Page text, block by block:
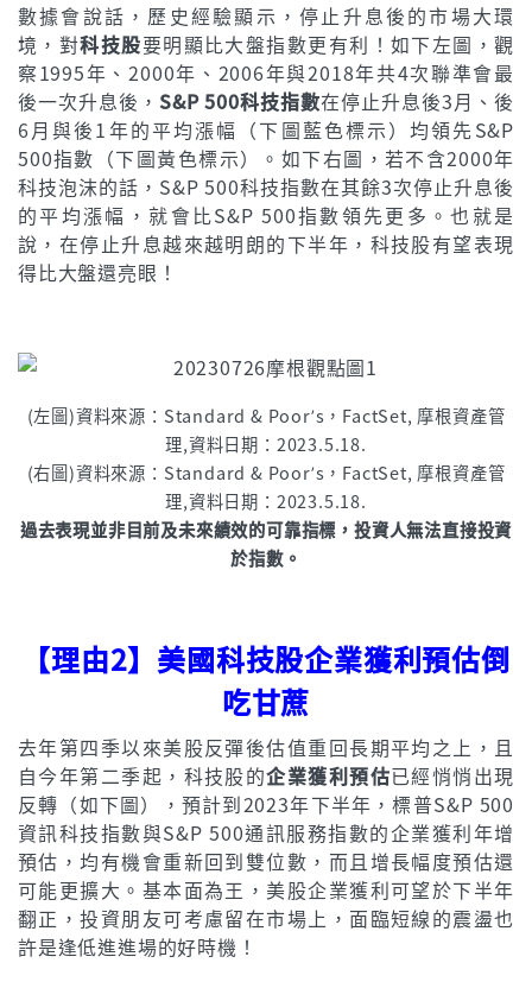
數據會說話，歷史經驗顯示，停止升息後的市場大環
境，對科技股要明顯比大盤指數更有利！如下左圖，觀
察1995年、2000年、2006年與2018年共4次聯準會最
後一次升息後， S&P 500科技指數在停止升息後3月、後
6月與後1年的平均漲幅（下圖藍色標示）均領先S&P
500指數（下圖黃色標示）。如下右圖，若不含2000年
科技泡沫的話，S&P 500科技指數在其餘3次停止升息後
的平均漲幅，就會比S&P 500指數領先更多。也就是
說，在停止升息越來越明朗的下半年，科技股有望表現
得比大盤還亮眼！
(左圖)資料來源：Standard & Poor’s，FactSet, 摩根資產管
理,資料日期：2023.5.18.
(右圖)資料來源：Standard & Poor’s，FactSet, 摩根資產管
理,資料日期：2023.5.18.
過去表現並非目前及未來績效的可靠指標，投資人無法直接投資
於指數。
【理由2】美國科技股企業獲利預估倒
吃甘蔗
去年第四季以來美股反彈後估值重回長期平均之上，且
自今年第二季起，科技股的企業獲利預估已經悄悄出現
反轉（如下圖），預計到2023年下半年，標普S&P 500
資訊科技指數與S&P 500通訊服務指數的企業獲利年增
預估，均有機會重新回到雙位數，而且增長幅度預估還
可能更擴大。基本面為王，美股企業獲利可望於下半年
翻正，投資朋友可考慮留在市場上，面臨短線的震盪也
許是逢低進進場的好時機！